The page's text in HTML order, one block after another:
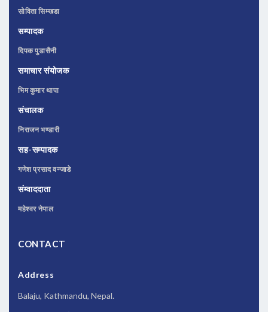
सोविता सिम्खडा
सम्पादक
दिपक पुडासैनी
समाचार संयोजक
भिम कुमार थापा
संचालक
निराजन भण्डारी
सह-सम्पादक
गणेश प्रसाद वन्जाडे
संम्वाददाता
महेश्वर नेपाल
CONTACT
Address
Balaju, Kathmandu, Nepal.